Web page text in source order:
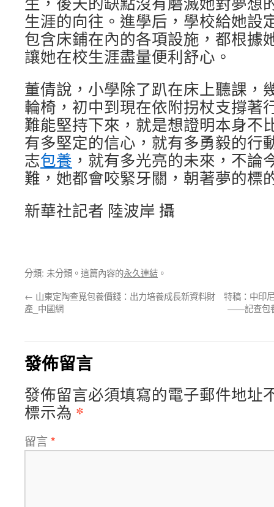
生涯的向往。進學后，學校給她設
包含床鋪在內的各項設施，都根據
讓她在校生涯盡量便利舒心。
董倩說，小學除了趴在床上聽課，
輪椅，初中到現在依附拐杖支撐著
難能堅持下來，就是想證明本身不
有多堅定的信心，就有多勇毅的行
志包養 ，就有多光亮的未來，不論
難，她都會咬緊牙關，朝著夢的標
新華社記者 陸波岸 攝
分類: 未分類。這篇內容的永久連結 。
← 山東定陶查覓包養價錢：出力培養成長新資料財
產_中國網
特稿：中印
——記查包
發佈留言
發佈留言必須填寫的電子郵件地址
標示為 *
留言 *